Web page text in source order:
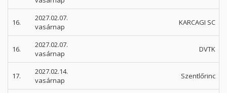
16.
2027.02.07.
vasárnap
KARCAGI SC
16.
2027.02.07.
vasárnap
DVTK
17.
2027.02.14.
vasárnap
Szentlőrinc